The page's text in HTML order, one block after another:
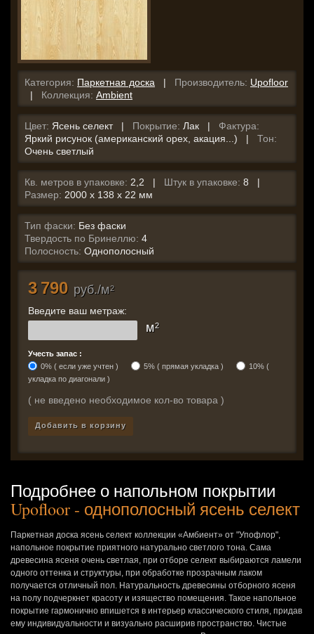
Категория: Паркетная доска | Производитель: Upofloor
| Коллекция: Ambient
Цвет: Ясень селект | Покрытие: Лак | Фактура:
Яркий рисунок (американский орех, акация...) | Тон:
Очень светлый
Кв. метров в упаковке: 2,2 | Штук в упаковке: 8 |
Размер: 2000 x 138 x 22 мм
Тип фаски: Без фаски
Твердость по Бринеллю: 4
Полосность: Однополосный
3 790 руб./м2
Введите ваш метраж:
м2
Учесть запас :
0% ( если уже учтен )
5% ( прямая укладка )
10% (
укладка по диагонали )
( не введено необходимое кол-во товара )
Добавить в корзину
Подробнее о напольном покрытии
Upofloor - однополосный ясень селект
Паркетная доска ясень селект коллекции «Амбиент» от "Упофлор",
напольное покрытие приятного натурально светлого тона. Сама
древесина ясеня очень светлая, при отборе селект выбираются ламели
одного оттенка и структуры, при обработке прозрачным лаком
получается отличный пол. Натуральность древесины отборного ясеня
на полу подчеркнет красоту и изящество помещения. Такое напольное
покрытие гармонично впишется в интерьер классического стиля, придав
ему индивидуальности и визуально расширив пространство. Чистые